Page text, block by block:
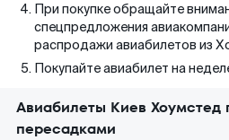
При покупке обращайте
спецпредложения
распродажи авиабилетов из
Покупайте авиабилет на
Авиабилеты Киев Хоумстед
пересадками